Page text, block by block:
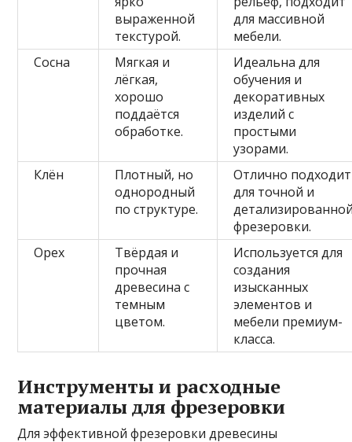
выраженной
текстурой.
для массивной
мебели.
Сосна
Мягкая и
лёгкая,
хорошо
поддаётся
обработке.
Идеальна для
обучения и
декоративных
изделий с
простыми
узорами.
Клён
Плотный, но
однородный
по структуре.
Отлично подходит
для точной и
фрезеровки.
Орех
Твёрдая и
прочная
древесина с
темным
цветом.
Используется для
создания
изысканных
элементов и
мебели премиум-
класса.
Инструменты и расходные
материалы для фрезеровки
Для эффективной фрезеровки древесины